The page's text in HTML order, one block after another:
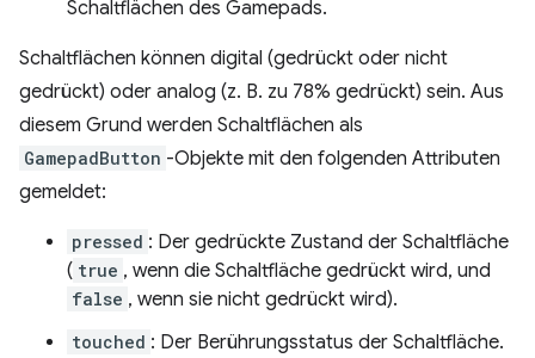
Schaltflächen des Gamepads.
Schaltflächen können digital (gedrückt oder nicht
gedrückt) oder analog (z. B. zu 78% gedrückt) sein. Aus
diesem Grund werden Schaltflächen als
GamepadButton -Objekte mit den folgenden Attributen
gemeldet:
pressed : Der gedrückte Zustand der Schaltfläche
( true , wenn die Schaltfläche gedrückt wird, und
false , wenn sie nicht gedrückt wird).
touched : Der Berührungsstatus der Schaltfläche.